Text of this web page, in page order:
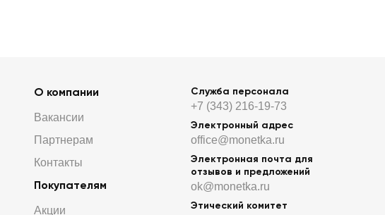
О компании
Вакансии
Партнерам
Контакты
Покупателям
Акции
Служба персонала
+7 (343) 216-19-73
Электронный адрес
office@monetka.ru
Электронная почта для
отзывов и предложений
ok@monetka.ru
Этический комитет